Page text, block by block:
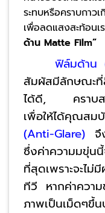
ระทบหรือคราบก
เพื่อลดแสงสะท้
ด้าน Matte Film”
ฟิล์มด้าน
สัมผัสมีลักษณะ
ได้ดี, คราบสก
เพื่อให้ได้คุณ
(Anti-Glare) จึ
ซึ่งค่าความมขุ่น
ที่สุดเพราะจะไ
ทีวี หากค่าควา
ภาพเป็นเม็ดๆขึ้